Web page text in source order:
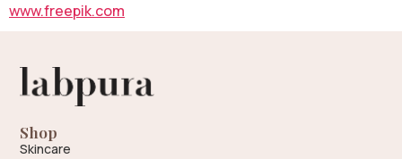
www.freepik.com
Shop
Skincare